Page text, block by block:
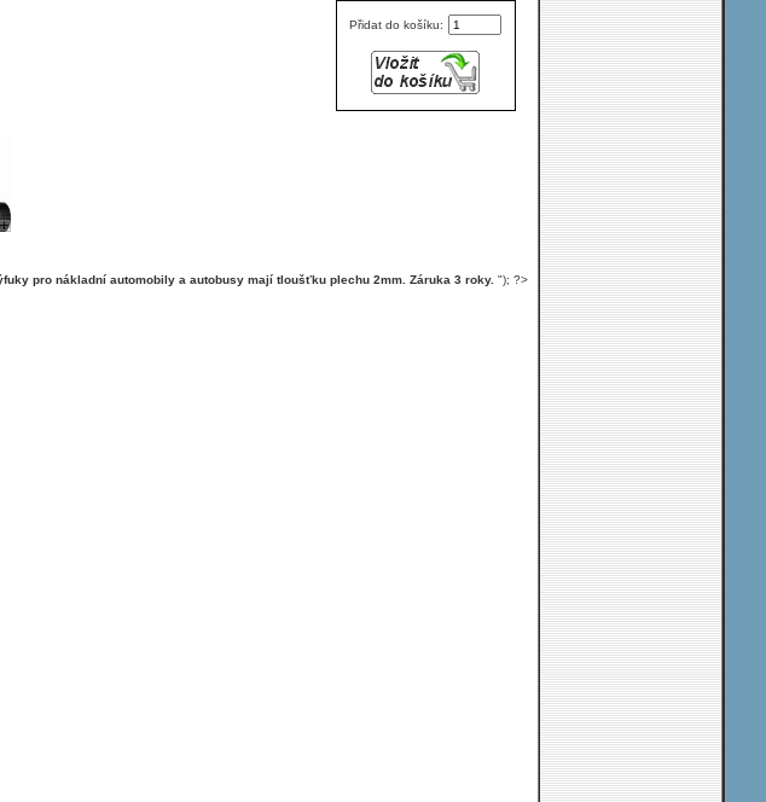
Přidat do košíku:
pro nákladní automobily a autobusy mají tloušťku plechu 2mm. Záruka 3 roky. "); ?>